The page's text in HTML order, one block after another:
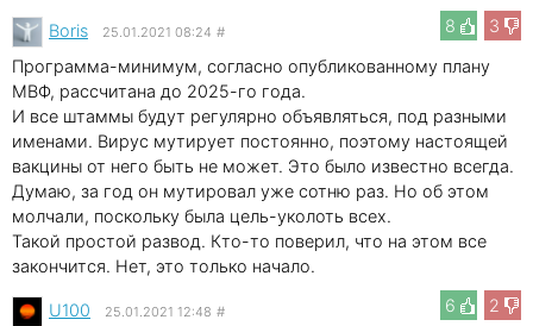
8
3
Boris 25.01.2021 08:24 #
Программа-минимум, согласно опубликованному плану
МВФ, рассчитана до 2025-го года.
И все штаммы будут регулярно объявляться, под разными
именами. Вирус мутирует постоянно, поэтому настоящей
вакцины от него быть не может. Это было известно всегда.
Думаю, за год он мутировал уже сотню раз. Но об этом
молчали, поскольку была цель-уколоть всех.
Такой простой развод. Кто-то поверил, что на этом все
закончится. Нет, это только начало.
6
2
U100 25.01.2021 12:48 #